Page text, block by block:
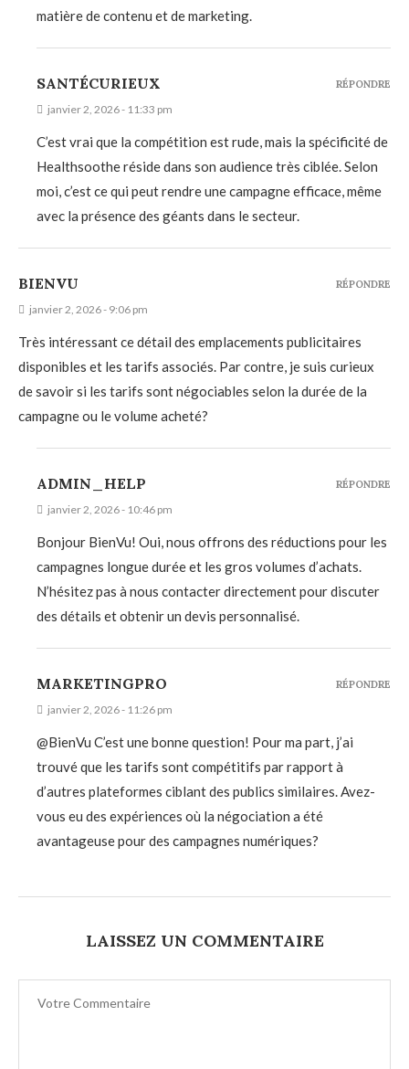
matière de contenu et de marketing.
SANTÉCURIEUX
janvier 2, 2026 - 11:33 pm
C’est vrai que la compétition est rude, mais la spécificité de
Healthsoothe réside dans son audience très ciblée. Selon
moi, c’est ce qui peut rendre une campagne efficace, même
avec la présence des géants dans le secteur.
RÉPONDRE
BIENVU
janvier 2, 2026 - 9:06 pm
Très intéressant ce détail des emplacements publicitaires
disponibles et les tarifs associés. Par contre, je suis curieux
de savoir si les tarifs sont négociables selon la durée de la
campagne ou le volume acheté?
RÉPONDRE
ADMIN_HELP
janvier 2, 2026 - 10:46 pm
Bonjour BienVu! Oui, nous offrons des réductions pour les
campagnes longue durée et les gros volumes d’achats.
N’hésitez pas à nous contacter directement pour discuter
des détails et obtenir un devis personnalisé.
RÉPONDRE
MARKETINGPRO
janvier 2, 2026 - 11:26 pm
@BienVu C’est une bonne question! Pour ma part, j’ai
trouvé que les tarifs sont compétitifs par rapport à
d’autres plateformes ciblant des publics similaires. Avez-
vous eu des expériences où la négociation a été
avantageuse pour des campagnes numériques?
RÉPONDRE
LAISSEZ UN COMMENTAIRE